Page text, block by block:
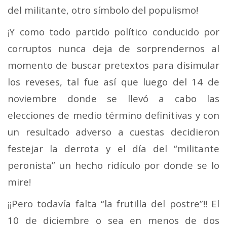
del militante, otro símbolo del populismo!
¡Y como todo partido político conducido por
corruptos nunca deja de sorprendernos al
momento de buscar pretextos para disimular
los reveses, tal fue así que luego del 14 de
noviembre donde se llevó a cabo las
elecciones de medio término definitivas y con
un resultado adverso a cuestas decidieron
festejar la derrota y el día del “militante
peronista” un hecho ridículo por donde se lo
mire!
¡¡Pero todavía falta “la frutilla del postre”!! El
10 de diciembre o sea en menos de dos